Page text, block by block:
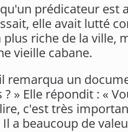
prédicateur est
elle avait lutté
riche de la ville,
vieille cabane.
un
» Elle répondit : «
c'est très
a beaucoup de